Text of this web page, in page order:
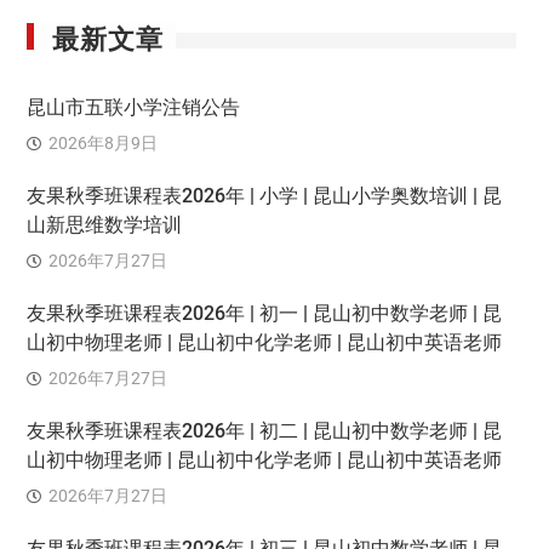
最新文章
昆山市五联小学注销公告
2026年8月9日
友果秋季班课程表2026年 | 小学 | 昆山小学奥数培训 | 昆
山新思维数学培训
2026年7月27日
友果秋季班课程表2026年 | 初一 | 昆山初中数学老师 | 昆
山初中物理老师 | 昆山初中化学老师 | 昆山初中英语老师
2026年7月27日
友果秋季班课程表2026年 | 初二 | 昆山初中数学老师 | 昆
山初中物理老师 | 昆山初中化学老师 | 昆山初中英语老师
2026年7月27日